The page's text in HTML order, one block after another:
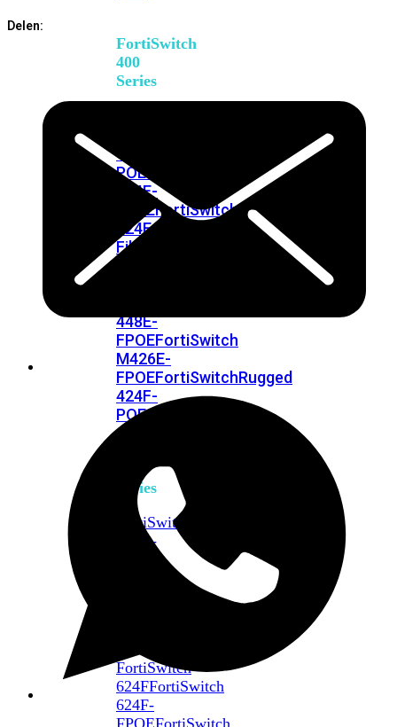
FortiSwitch
400
Series
424E-
POE
424E-
FPOEFortiSwitch
424E-
Fiber
448E-
FPOEFortiSwitch
M426E-
FPOEFortiSwitchRugged
424F-
POE
Series
FortiSwitch
548D-
FortiSwitch
624FFortiSwitch
624F-
FPOEFortiSwitch
RMA
Service
Delen: